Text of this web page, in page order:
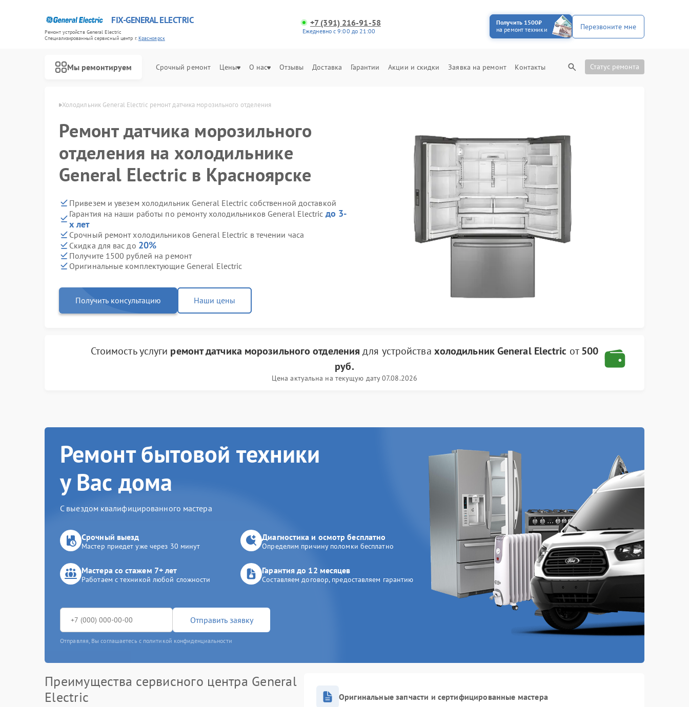
FIX-GENERAL ELECTRIC
Ремонт устройств General Electric
Специализированный cервисный центр г.Красноярск
+7 (391) 216-91-58
Ежедневно с 9:00 до 21:00
Получить 1500₽
на ремонт техники
Перезвоните мне
Мы ремонтируем Срочный ремонт Цены О нас Отзывы Доставка Гарантии Акции и скидки Заявка на ремонт Контакты Статус ремонта
Холодильник General Electric ремонт датчика морозильного отделения
Ремонт датчика морозильного
отделения на холодильнике
General Electric в Красноярске
Привезем и увезем холодильник General Electric собственной доставкой
Гарантия на наши работы по ремонту холодильников General Electric до 3-
х лет
Срочный ремонт холодильников General Electric в течении часа
Скидка для вас до 20%
Получите 1500 рублей на ремонт
Оригинальные комплектующие General Electric
Получить консультацию Наши цены
Стоимость услуги ремонт датчика морозильного отделения для устройства холодильник General Electric от500
руб.
Цена актуальна на текущую дату 07.08.2026
Ремонт бытовой техники
у Вас дома
С выездом квалифицированного мастера
Срочный выезд
Мастер приедет уже через 30 минут
Диагностика и осмотр бесплатно
Определим причину поломки бесплатно
Мастера со стажем 7+ лет
Работаем с техникой любой сложности
Гарантия до 12 месяцев
Составляем договор, предоставляем гарантию
Отправить заявку
Отправляя, Вы соглашаетесь с политикой конфиденциальности
Преимущества сервисного центра General
Electric
Оригинальные запчасти и сертифицированные мастера